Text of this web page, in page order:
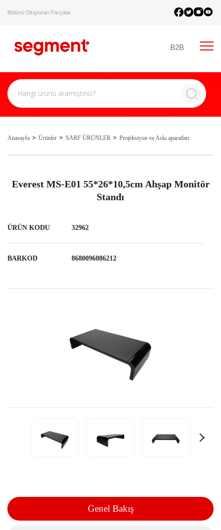
Bütünü Oluşturan Parçalar.
B2B
Anasayfa Ürünler SARF ÜRÜNLER Projeksiyon ve Askı aparatları
Everest MS-E01 55*26*10,5cm Ahşap Monitör
Standı
ÜRÜN KODU 32962
BARKOD 8680096086212
Genel Bakış